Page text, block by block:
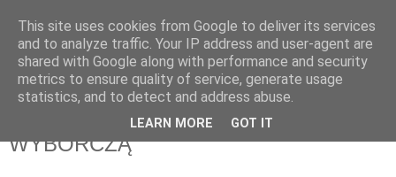
pluskiewicz.blogspot.com
poniedziałek, 30 kwietnia 2012
RÓŻNE SPOJRZENIA NA DEBATĘ
WYBORCZĄ
This site uses cookies from Google to deliver its services
and to analyze traffic. Your IP address and user-agent are
shared with Google along with performance and security
metrics to ensure quality of service, generate usage
statistics, and to detect and address abuse.
LEARN MORE GOT IT